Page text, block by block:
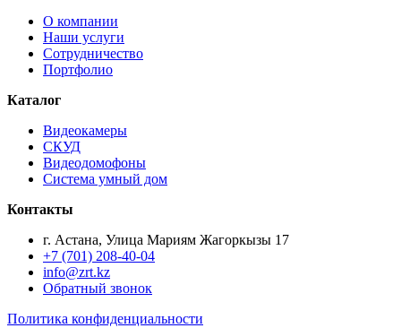
О компании
Наши услуги
Сотрудничество
Портфолио
Каталог
Видеокамеры
СКУД
Видеодомофоны
Система умный дом
Контакты
г. Астана, Улица Мариям Жагоркызы 17
+7 (701) 208-40-04
info@zrt.kz
Обратный звонок
Политика конфиденциальности